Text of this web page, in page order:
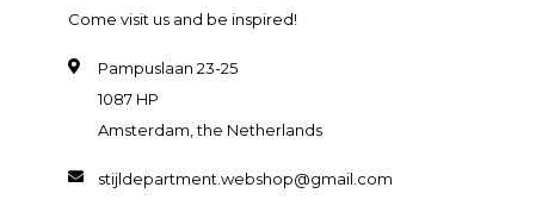
Come visit us and be inspired!
Pampuslaan 23-25
1087 HP
Amsterdam, the Netherlands
stijldepartment.webshop@gmail.com